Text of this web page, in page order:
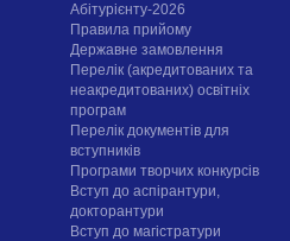
Абітурієнту-2026
Правила прийому
Державне замовлення
Перелік (акредитованих та
неакредитованих) освітніх
програм
Перелік документів для
вступників
Програми творчих конкурсiв
Вступ до аспірантури,
докторантури
Вступ до магістратури